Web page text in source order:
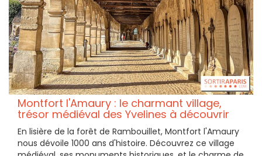
Montfort l'Amaury : le charmant village,
trésor médiéval des Yvelines à découvrir
En lisière de la forêt de Rambouillet, Montfort l'Amaury
nous dévoile 1000 ans d'histoire. Découvrez ce village